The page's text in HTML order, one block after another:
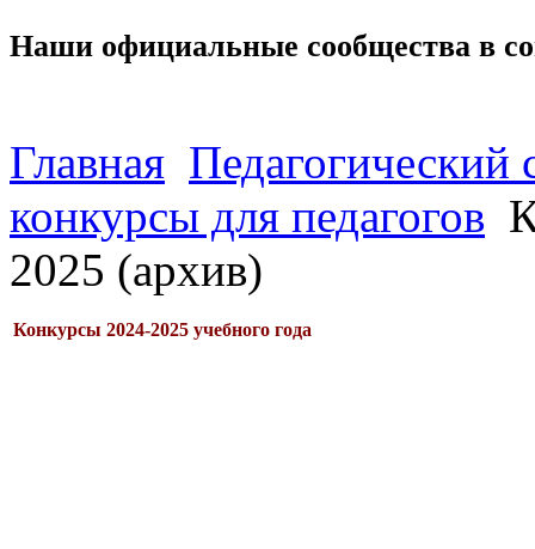
Наши официальные сообщества в
Главная
конкурсы для педагогов
2025 (архив)
Конкурсы 2024-2025 учебного года